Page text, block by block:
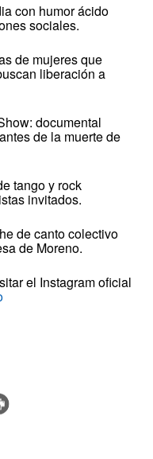
con humor ácido
sociales.
de mujeres que
liberación a
documental
de la muerte de
tango y rock
invitados.
de canto colectivo
de Moreno.
el Instagram oficial